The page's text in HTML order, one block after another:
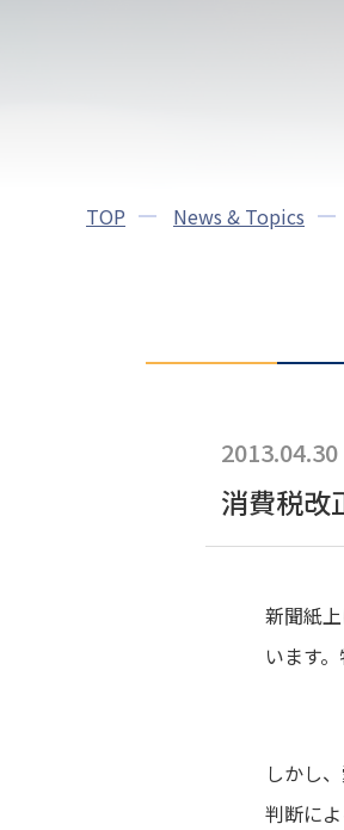
TOP News & Topics
2013.04.30
消費税改
新聞紙
います
しかし
判断に